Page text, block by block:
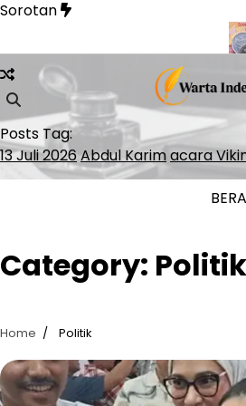
Skip
content
Sorotan
Whoosh hingga Surabaya BI
Posts Tag:
13 Juli 2026Abdul Karimacara
Category: Politik
Home Politik